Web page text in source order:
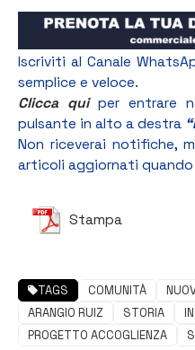
Iscriviti al Canale
semplice e veloce.
Clicca quiper entrare
pulsante in alto a destra
Non riceverai notifiche,
articoli aggiornati quando
Stampa
TAGS COMUNITÀ
ARANGIO RUIZ
STORIA
PROGETTO ACCOGLIENZA